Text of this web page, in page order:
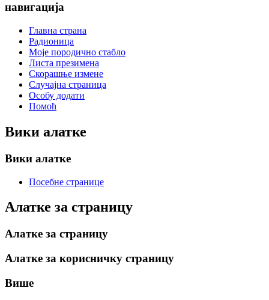
навигација
Главна страна
Радионица
Моје породично стабло
Листа презимена
Скорашње измене
Случајна страница
Особу додати
Помоћ
Вики алатке
Вики алатке
Посебне странице
Алатке за страницу
Алатке за страницу
Алатке за корисничку страницу
Више